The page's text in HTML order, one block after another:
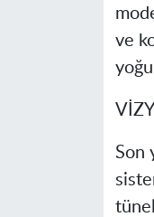
ve
Son